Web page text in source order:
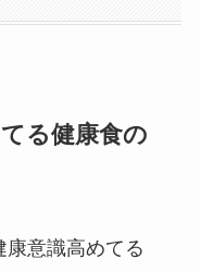
る健康食の
康意識高めてる